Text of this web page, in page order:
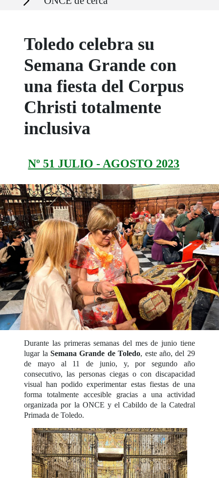
Toledo celebra su
Semana Grande con
una fiesta del Corpus
Christi totalmente
inclusiva
Nº 51 JULIO - AGOSTO 2023
Durante las primeras semanas del mes de junio tiene
lugar laSemana Grande de Toledo, este año, del 29
de mayo al 11 de junio, y, por segundo año
consecutivo, las personas ciegas o con discapacidad
visual han podido experimentar estas fiestas de una
forma totalmente accesible gracias a una actividad
organizada por la ONCE y el Cabildo de la Catedral
Primada de Toledo.